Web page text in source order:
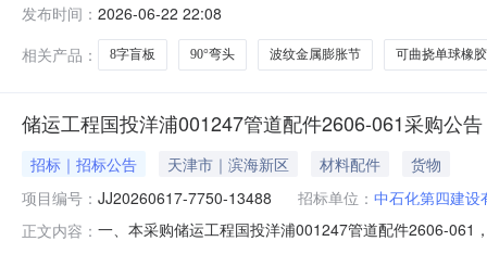
压缩机除油器改造（五小）TQYDCGJH2026-
发布时间： 2026-06-22 22:08
相关产品：
8字盲板 90°弯头 波纹金属膨胀节 可曲挠单球橡
储运工程国投洋浦001247管道配件2606-061采购公告
招标｜招标公告 天津市｜滨海新区 材料配件
货物
项目编号： JJ20260617-7750-13488 招标单位： 中石化第四建设
正文内容： 一、本采购储运工程国投洋浦001247管道配件2606-061